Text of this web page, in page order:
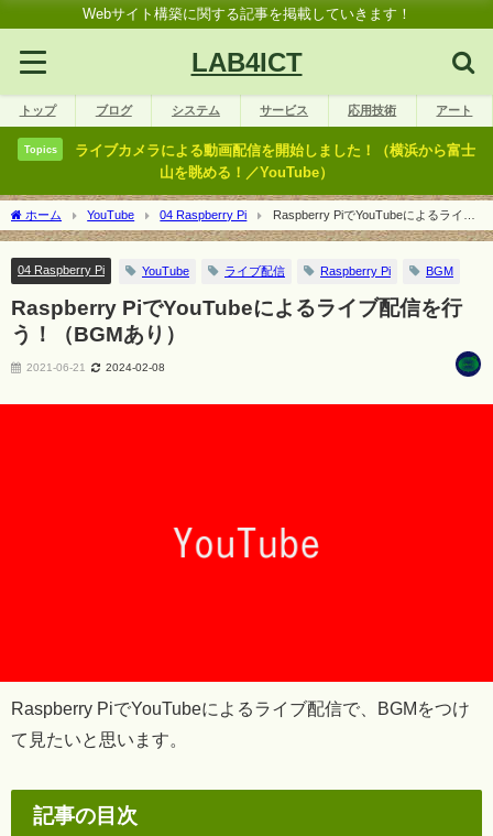
Webサイト構築に関する記事を掲載していきます！
LAB4ICT
トップ ブログ システム サービス 応用技術 アート
Topics
ライブカメラによる動画配信を開始しました！（横浜から富士
山を眺める！／YouTube）
ホーム YouTube 04 Raspberry Pi
Raspberry PiでYouTubeによるライブ
配信を行う！（BGMあり）
04 Raspberry Pi YouTube ライブ配信 Raspberry Pi BGM
Raspberry PiでYouTubeによるライブ配信を行
う！（BGMあり）
2021-06-21 2024-02-08
Raspberry PiでYouTubeによるライブ配信で、BGMをつけ
て見たいと思います。
記事の目次